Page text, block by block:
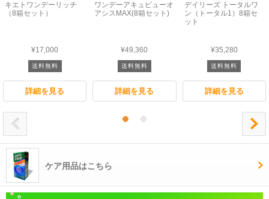
キエトワンデーリッチ
（8箱セット）
¥17,000
送料無料
詳細を見る
ワンデーアキュビューオ
アシスMAX(8箱セット)
¥49,360
送料無料
詳細を見る
デイリーズ トータルワ
ン（トータル1）8箱セ
ット
¥35,280
送料無料
詳細を見る
ケア用品はこちら